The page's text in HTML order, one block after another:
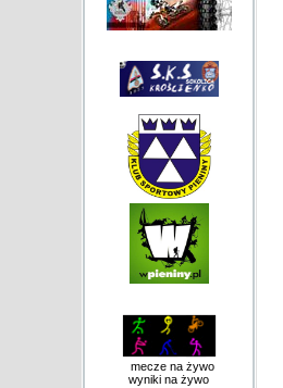
mecze na żywo
wyniki na żywo